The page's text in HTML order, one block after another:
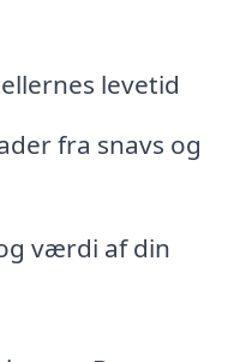
levetid
fra snavs og
værdi af din